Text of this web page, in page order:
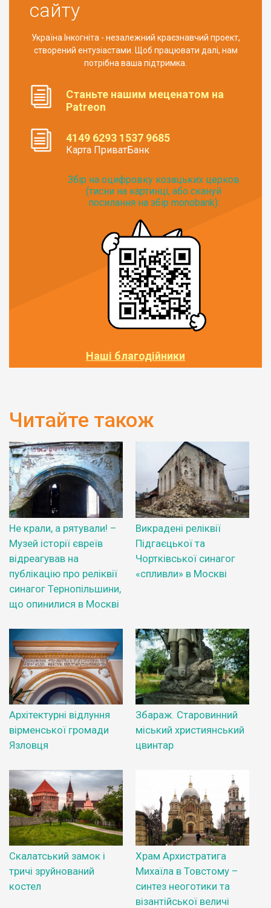
сайту
Україна Інкогніта - незалежний краєзнавчий проект,
створений ентузіастами. Щоб працювати далі, нам
потрібна ваша підтримка.
Станьте нашим меценатом на
Patreon
4149 6293 1537 9685
Карта ПриватБанк
Збір на оцифровку козацьких церков
(тисни на картинці, або скануй
посилання на збір monobank):
Наші благодійники
Читайте також
Не крали, а рятували! –
Музей історії євреїв
відреагував на
публікацію про реліквії
синагог Тернопільшини,
що опинилися в Москві
Викрадені реліквії
Підгаєцької та
Чортківської синагог
«спливли» в Москві
Архітектурні відлуння
вірменської громади
Язловця
Збараж. Старовинний
міський християнський
цвинтар
Скалатський замок і
тричі зруйнований
костел
Храм Архистратига
Михаїла в Товстому –
синтез неоготики та
візантійської величі